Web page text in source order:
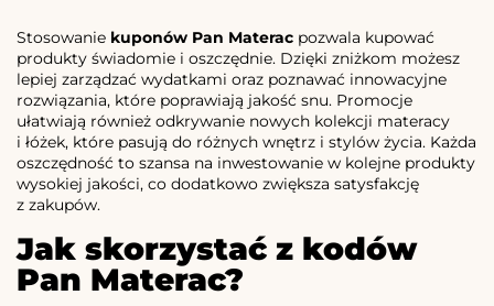
Stosowanie kuponów Pan Materac pozwala kupować
produkty świadomie i oszczędnie. Dzięki zniżkom możesz
lepiej zarządzać wydatkami oraz poznawać innowacyjne
rozwiązania, które poprawiają jakość snu. Promocje
ułatwiają również odkrywanie nowych kolekcji materacy
i łóżek, które pasują do różnych wnętrz i stylów życia. Każda
oszczędność to szansa na inwestowanie w kolejne produkty
wysokiej jakości, co dodatkowo zwiększa satysfakcję
z zakupów.
Jak skorzystać z kodów
Pan Materac?